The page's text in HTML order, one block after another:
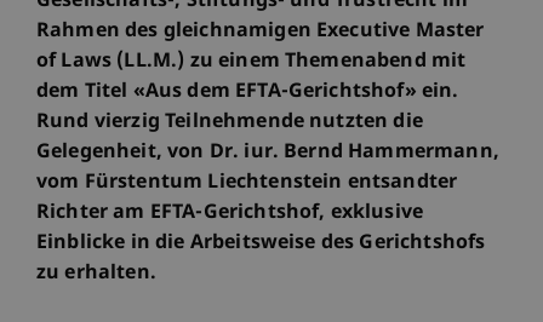
Rahmen des gleichnamigen Executive Master
of Laws (LL.M.) zu einem Themenabend mit
dem Titel «Aus dem EFTA-Gerichtshof» ein.
Rund vierzig Teilnehmende nutzten die
Gelegenheit, von Dr. iur. Bernd Hammermann,
vom Fürstentum Liechtenstein entsandter
Richter am EFTA-Gerichtshof, exklusive
Einblicke in die Arbeitsweise des Gerichtshofs
zu erhalten.